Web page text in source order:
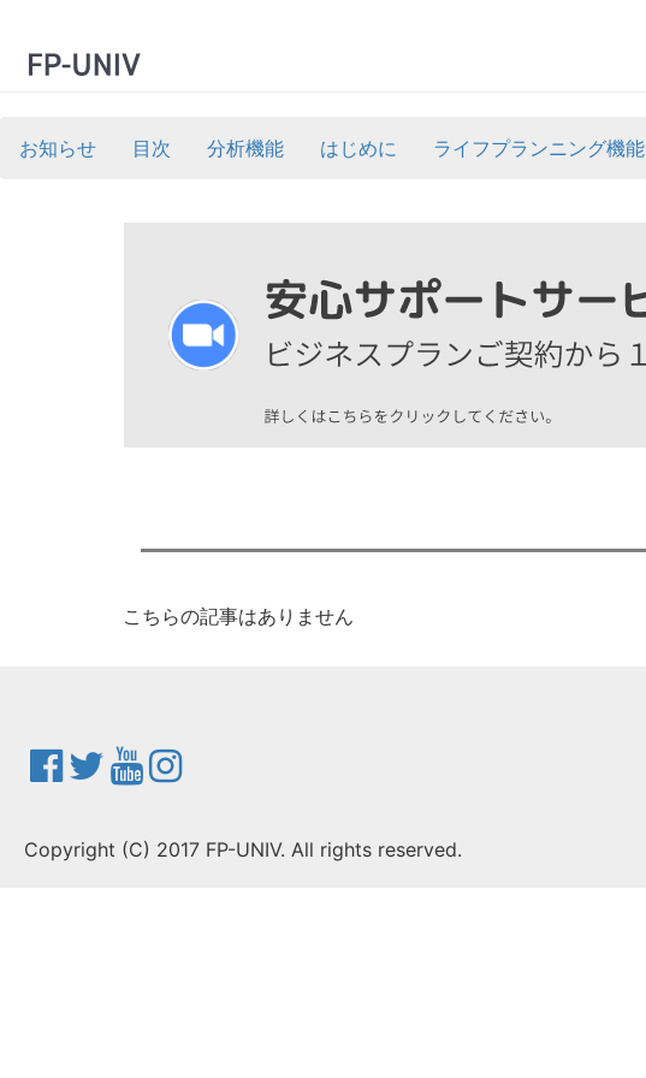
お知らせ 目次 分析機能 はじめに ライフプランニング機能
こちらの記事はありません
Copyright (C) 2017 FP-UNIV. All rights reserved.